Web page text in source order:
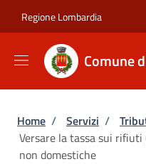
Regione Lombardia
Comune
Briciole di
Home / Servizi /
Versare la tassa sui rifiuti
non domestiche